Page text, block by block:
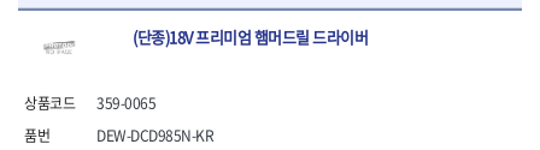
- 롱노우즈
- 스냅링플라이어
- 니퍼 외
- 바이스플라이어
(단종)18V 프리미엄 햄머드릴 드라이버
359-0065
DEW-DCD985N-KR